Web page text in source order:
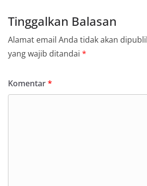
Tinggalkan Balasan
Alamat email Anda tidak akan
yang wajib ditandai *
Komentar*